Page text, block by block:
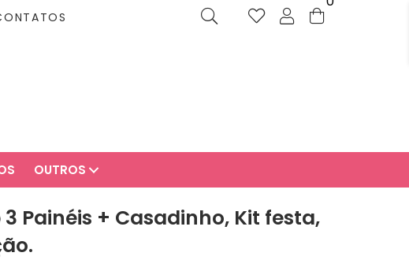
OUTROS
Painéis + Casadinho, Kit festa,